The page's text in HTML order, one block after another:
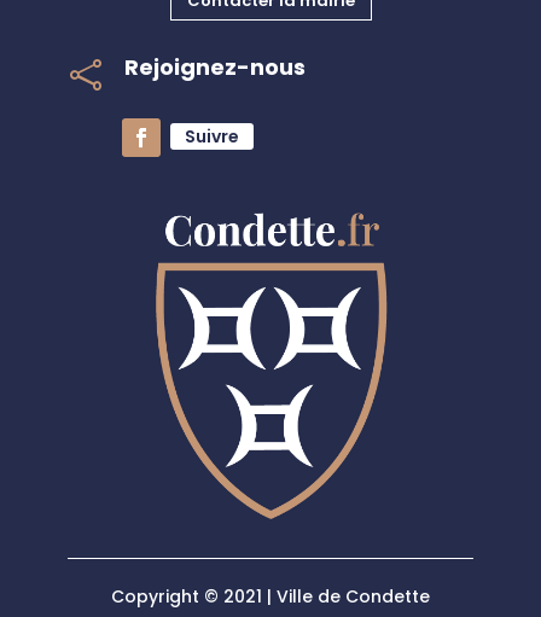
 Rejoignez-nous
Suivre
Copyright © 2021 | Ville de Condette